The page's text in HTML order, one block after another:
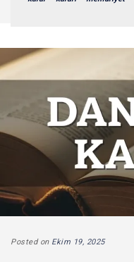
Posted on Ekim 19, 2025